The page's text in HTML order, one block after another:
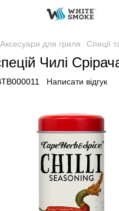
Аксесуари для гриля Спеції
Чилі
Написати відгук